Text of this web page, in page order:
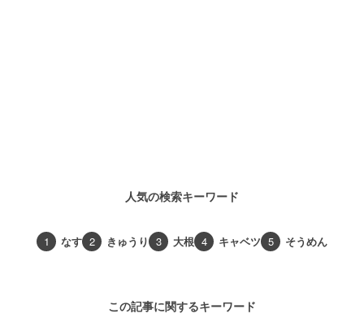
人気の検索キーワード
1 なす 2 きゅうり 3 大根 4 キャベツ 5 そうめん
この記事に関するキーワード